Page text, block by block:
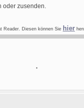
oder zusenden.
Reader. Diesen können Sie hier
.